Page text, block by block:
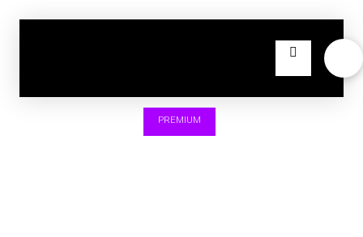
PREMIUM